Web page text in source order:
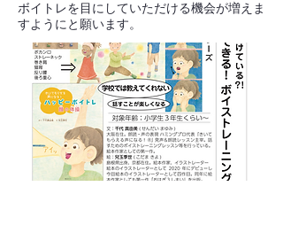
ボイトレを目にしていただける機会が増えま
すようにと願います。